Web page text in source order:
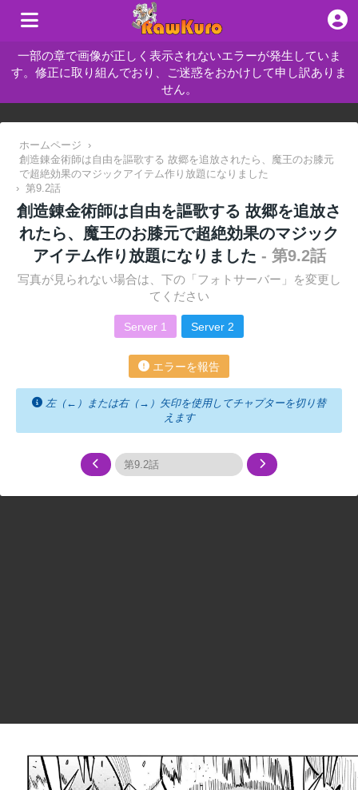
一部の章で画像が正しく表示されないエラーが発生していま
す。修正に取り組んでおり、ご迷惑をおかけして申し訳ありま
せん。
ホームページ
›
創造錬金術師は自由を謳歌する 故郷を追放されたら、魔王のお膝元
で超絶効果のマジックアイテム作り放題になりました
› 第9.2話
創造錬金術師は自由を謳歌する 故郷を追放さ
れたら、魔王のお膝元で超絶効果のマジック
アイテム作り放題になりました - 第9.2話
写真が見られない場合は、下の「フォトサーバー」を変更し
てください
Server 1 Server 2
エラーを報告
左（←）または右（→）矢印を使用してチャプターを切り替
えます